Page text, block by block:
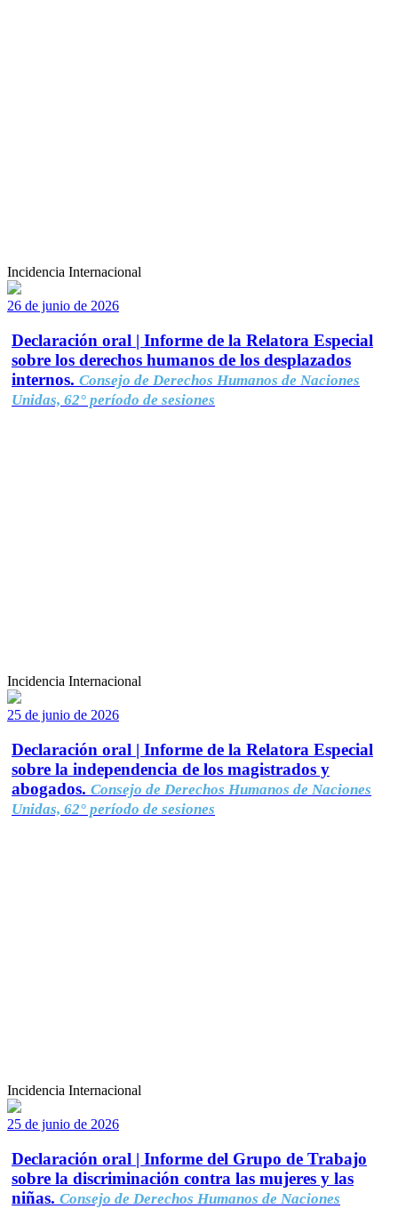
Incidencia Internacional
26 de junio de 2026
Declaración oral | Informe de la Relatora Especial
sobre los derechos humanos de los desplazados
internos. Consejo de Derechos Humanos de Naciones
Unidas, 62° período de sesiones
Incidencia Internacional
25 de junio de 2026
Declaración oral | Informe de la Relatora Especial
sobre la independencia de los magistrados y
abogados. Consejo de Derechos Humanos de Naciones
Unidas, 62° período de sesiones
Incidencia Internacional
25 de junio de 2026
Declaración oral | Informe del Grupo de Trabajo
sobre la discriminación contra las mujeres y las
niñas. Consejo de Derechos Humanos de Naciones